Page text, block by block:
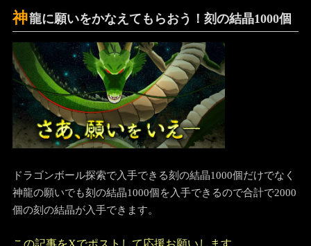
神龍に願いをかなえてもらおう！刻の結晶1000個
ドラゴンボール探索で入手できる刻の結晶1000個だけでなく
神龍の願いでも刻の結晶1000個を入手できるので合計で2000
個の刻の結晶が入手できます。
この記事をXでポストして応援お願いします。